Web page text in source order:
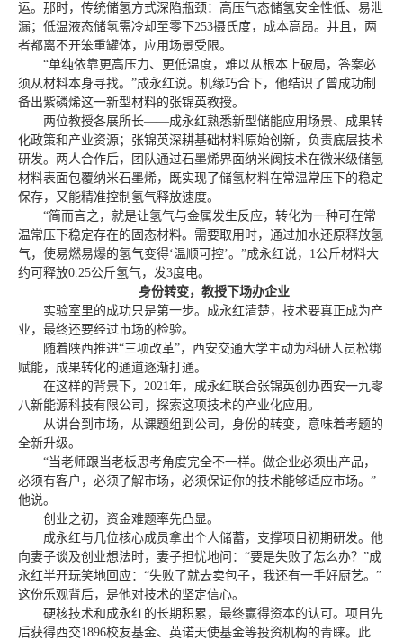
运。那时，传统储氢方式深陷瓶颈：高压气态储氢安全性低、易泄
漏；低温液态储氢需冷却至零下253摄氏度，成本高昂。并且，两
者都离不开笨重罐体，应用场景受限。
“单纯依靠更高压力、更低温度，难以从根本上破局，答案必
须从材料本身寻找。”成永红说。机缘巧合下，他结识了曾成功制
备出紫磷烯这一新型材料的张锦英教授。
两位教授各展所长——成永红熟悉新型储能应用场景、成果转
化政策和产业资源；张锦英深耕基础材料原始创新，负责底层技术
研发。两人合作后，团队通过石墨烯界面纳米阀技术在微米级储氢
材料表面包覆纳米石墨烯，既实现了储氢材料在常温常压下的稳定
保存，又能精准控制氢气释放速度。
“简而言之，就是让氢气与金属发生反应，转化为一种可在常
温常压下稳定存在的固态材料。需要取用时，通过加水还原释放氢
气，使易燃易爆的氢气变得‘温顺可控’。”成永红说，1公斤材料大
约可释放0.25公斤氢气，发3度电。
身份转变，教授下场办企业
实验室里的成功只是第一步。成永红清楚，技术要真正成为产
业，最终还要经过市场的检验。
随着陕西推进“三项改革”，西安交通大学主动为科研人员松绑
赋能，成果转化的通道逐渐打通。
在这样的背景下，2021年，成永红联合张锦英创办西安一九零
八新能源科技有限公司，探索这项技术的产业化应用。
从讲台到市场，从课题组到公司，身份的转变，意味着考题的
全新升级。
“当老师跟当老板思考角度完全不一样。做企业必须出产品，
必须有客户，必须了解市场，必须保证你的技术能够适应市场。”
他说。
创业之初，资金难题率先凸显。
成永红与几位核心成员拿出个人储蓄，支撑项目初期研发。他
向妻子谈及创业想法时，妻子担忧地问：“要是失败了怎么办？”成
永红半开玩笑地回应：“失败了就去卖包子，我还有一手好厨艺。”
这份乐观背后，是他对技术的坚定信心。
硬核技术和成永红的长期积累，最终赢得资本的认可。项目先
后获得西交1896校友基金、英诺天使基金等投资机构的青睐。此